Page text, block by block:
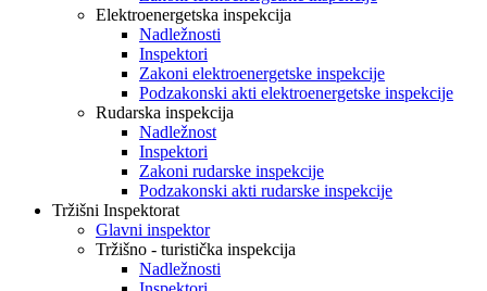
Elektroenergetska inspekcija
Nadležnosti
Inspektori
Zakoni elektroenergetske inspekcije
Podzakonski akti elektroenergetske inspekcije
Rudarska inspekcija
Nadležnost
Inspektori
Zakoni rudarske inspekcije
Podzakonski akti rudarske inspekcije
Tržišni Inspektorat
Glavni inspektor
Tržišno - turistička inspekcija
Nadležnosti